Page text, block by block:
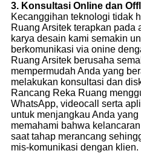
3. Konsultasi Online dan
Kecanggihan teknologi tidak
Ruang Arsitek terapkan pada
karya desain kami semakin
berkomunikasi via onine
Ruang Arsitek berusaha
mempermudah Anda yang
melakukan konsultasi dan
Rancang Reka Ruang
WhatsApp, videocall serta
untuk menjangkau Anda
memahami bahwa
saat tahap merancang
mis-komunikasi dengan klien.